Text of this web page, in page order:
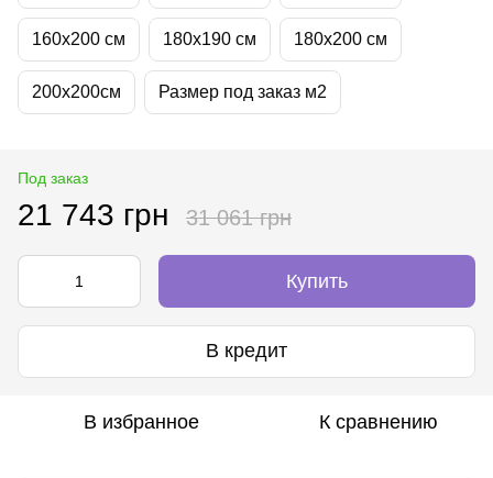
160х200 см 180х190 см 180х200 см
200х200см Размер под заказ м2
Под заказ
21 743 грн 31 061 грн
Купить
В кредит
В избранное К сравнению